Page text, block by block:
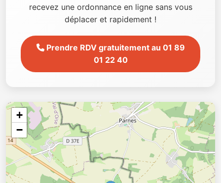
recevez une ordonnance en ligne sans vous
déplacer et rapidement !
Prendre RDV gratuitement au 01 89
01 22 40
+
−